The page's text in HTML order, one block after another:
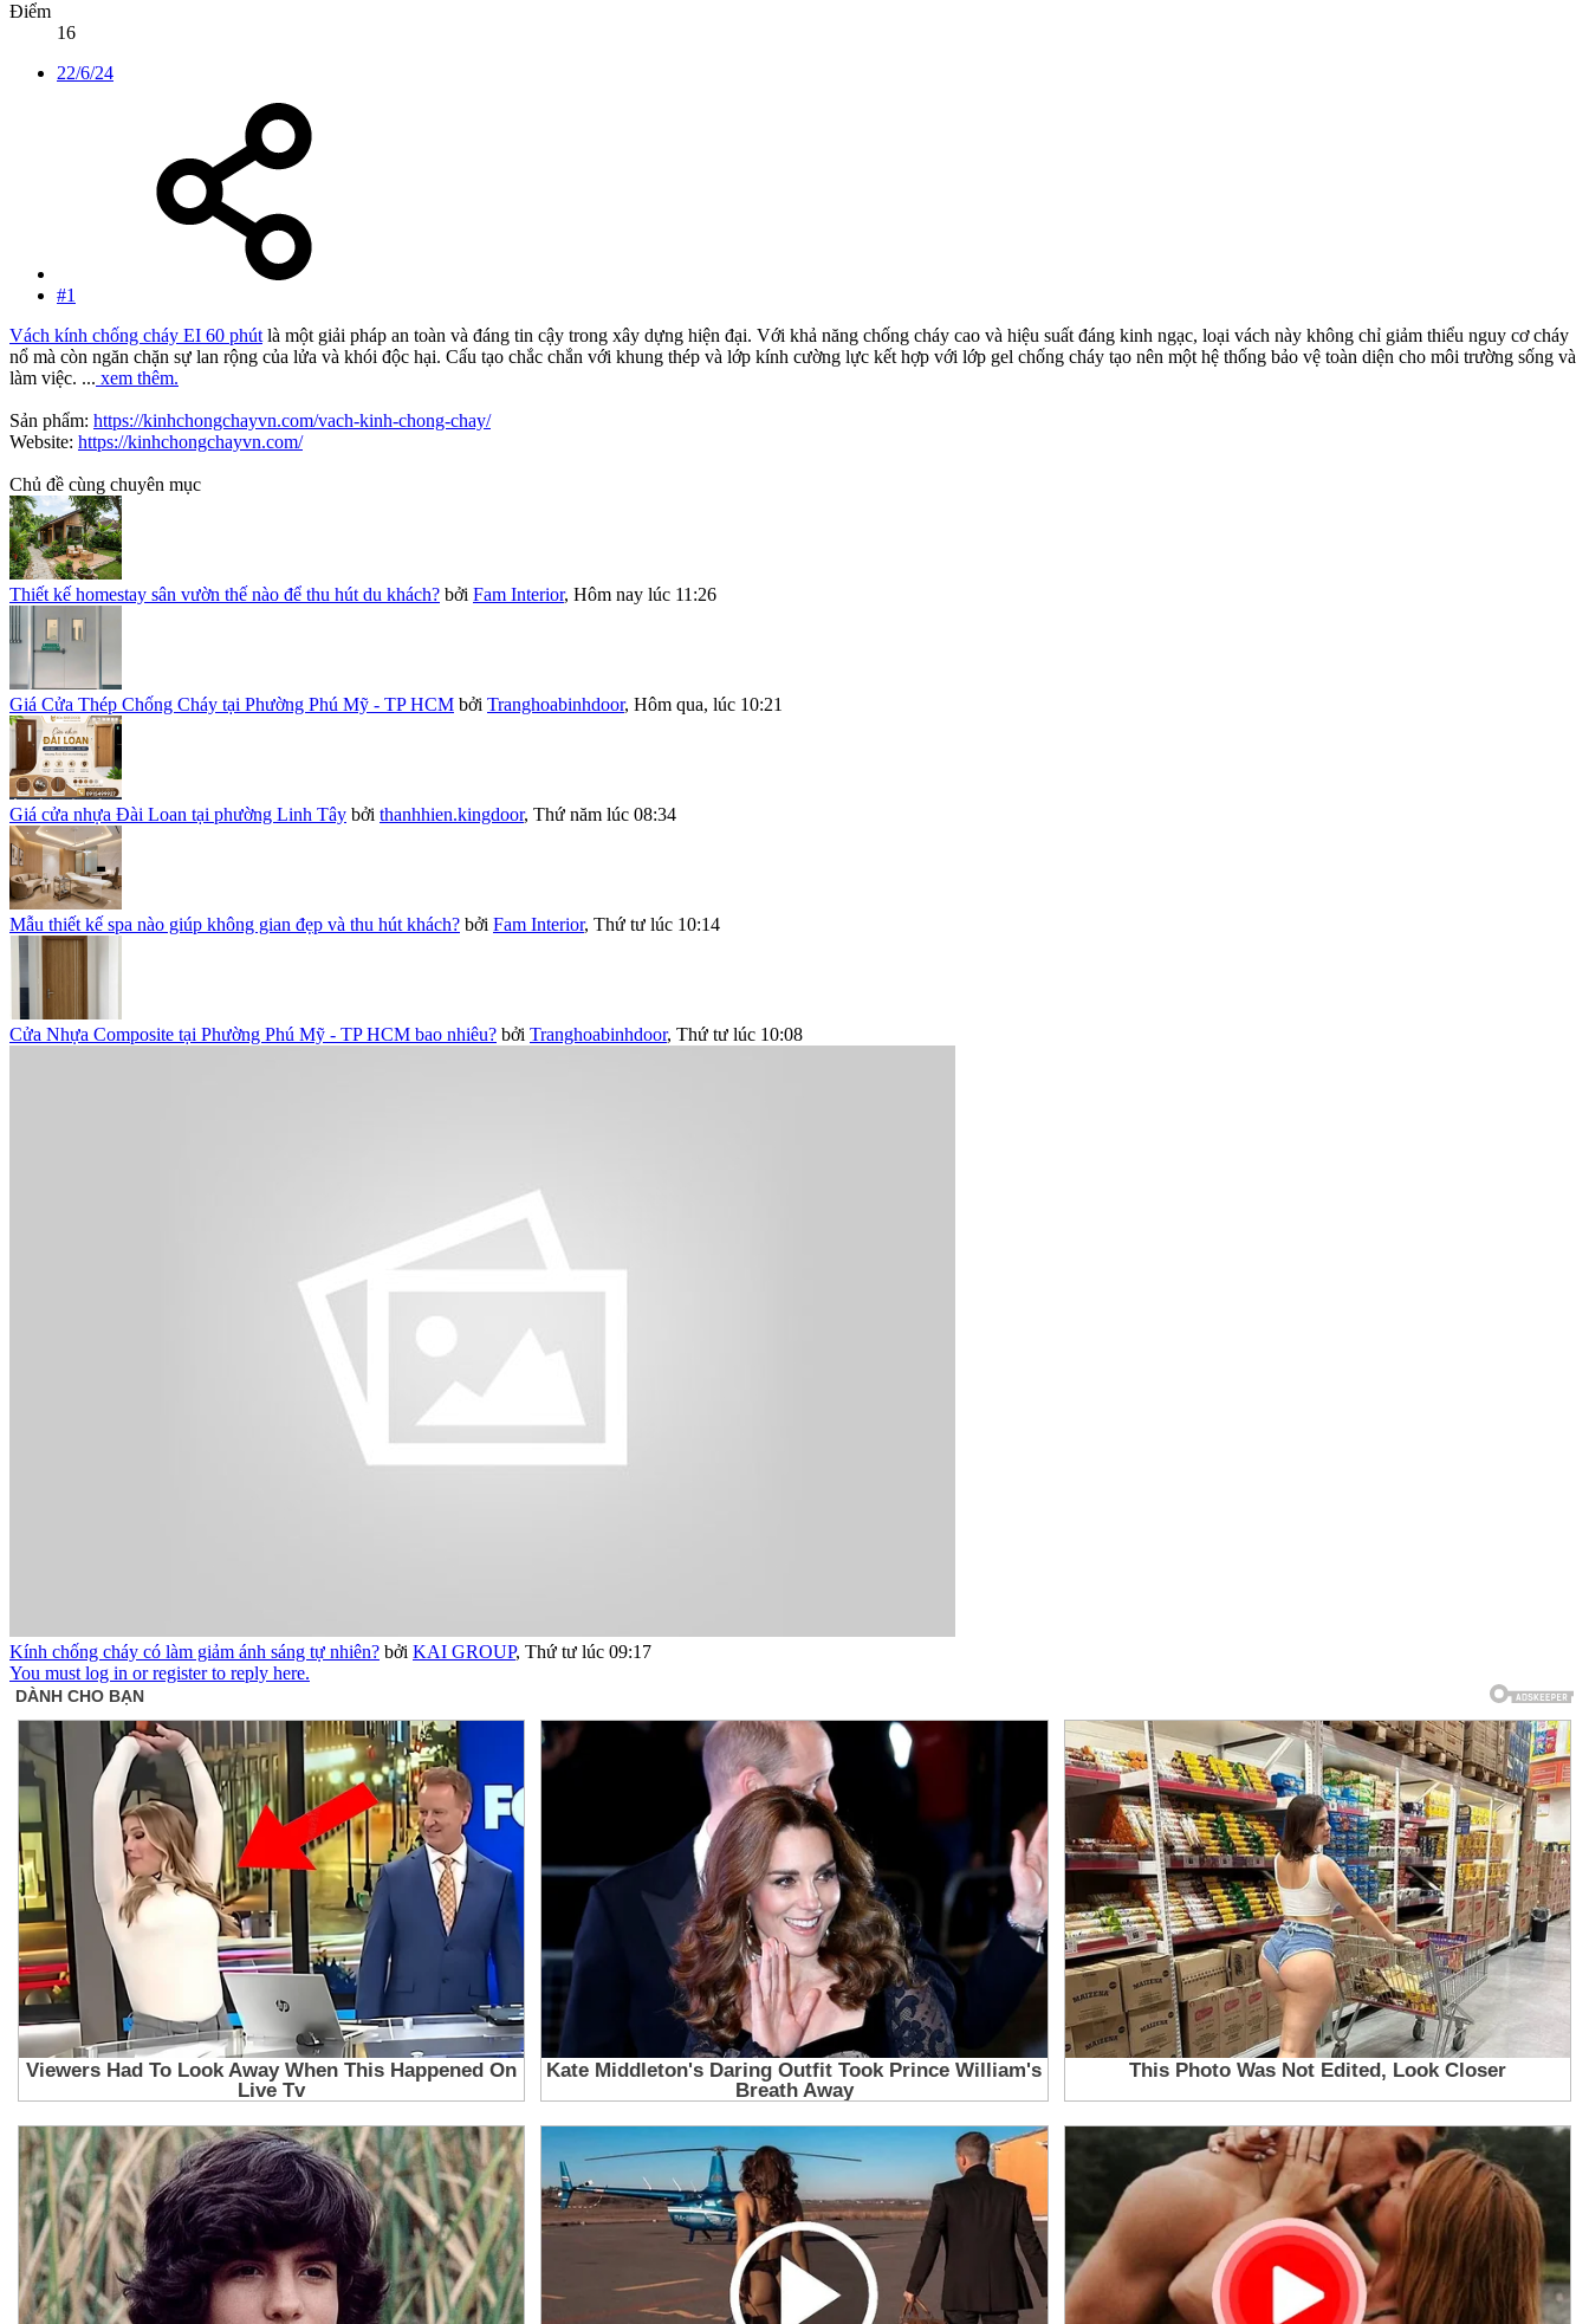
Điểm
16
22/6/24
#1
Vách kính chống cháy EI 60 phút là một giải pháp an toàn và đáng tin cậy trong xây dựng hiện đại. Với khả năng chống cháy cao và hiệu suất đáng kinh ngạc, loại vách này không chỉ giảm thiểu nguy cơ cháy
nổ mà còn ngăn chặn sự lan rộng của lửa và khói độc hại. Cấu tạo chắc chắn với khung thép và lớp kính cường lực kết hợp với lớp gel chống cháy tạo nên một hệ thống bảo vệ toàn diện cho môi trường sống và
làm việc. ... xem thêm.
Sản phẩm: https://kinhchongchayvn.com/vach-kinh-chong-chay/
Website: https://kinhchongchayvn.com/
Chủ đề cùng chuyên mục
Thiết kế homestay sân vườn thế nào để thu hút du khách? bởi Fam Interior, Hôm nay lúc 11:26
Giá Cửa Thép Chống Cháy tại Phường Phú Mỹ - TP HCM bởi Tranghoabinhdoor, Hôm qua, lúc 10:21
Giá cửa nhựa Đài Loan tại phường Linh Tây bởi thanhhien.kingdoor, Thứ năm lúc 08:34
Mẫu thiết kế spa nào giúp không gian đẹp và thu hút khách? bởi Fam Interior, Thứ tư lúc 10:14
Cửa Nhựa Composite tại Phường Phú Mỹ - TP HCM bao nhiêu? bởi Tranghoabinhdoor, Thứ tư lúc 10:08
Kính chống cháy có làm giảm ánh sáng tự nhiên? bởi KAI GROUP, Thứ tư lúc 09:17
You must log in or register to reply here.